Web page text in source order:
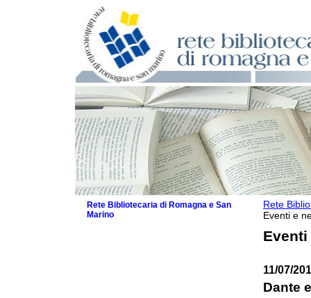
Rete
Eventi e
Eventi
11/07/
Dante
Rete Bibliotecaria di Romagna e San
Marino